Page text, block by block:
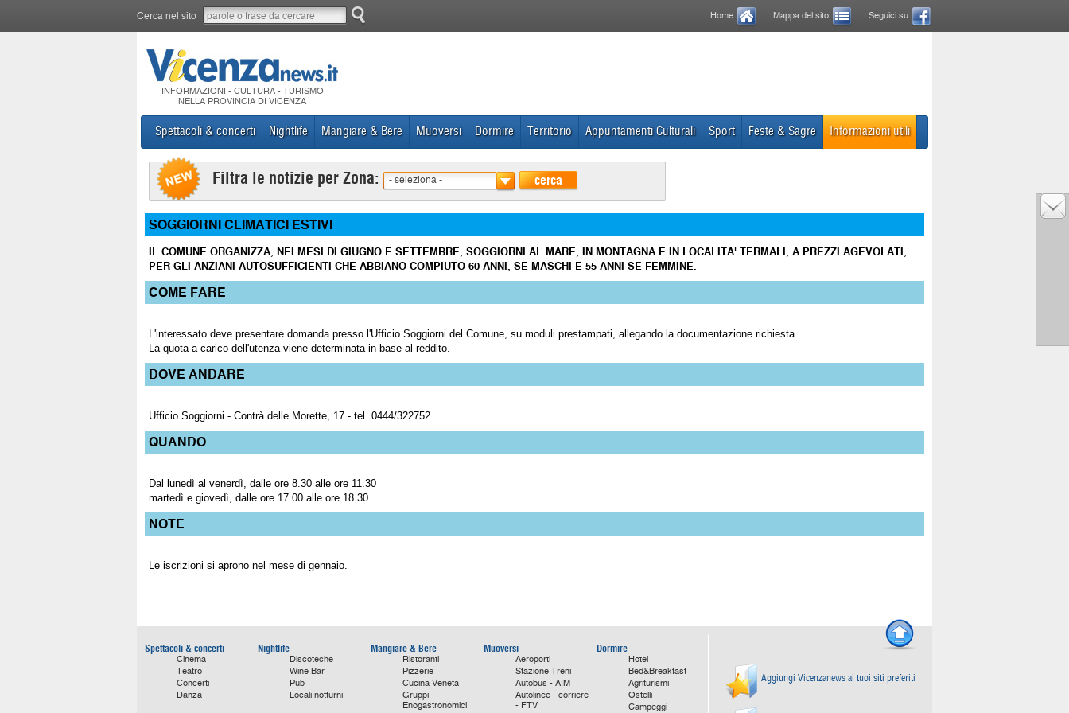
Cerca nel sito Home Mappa del sito Seguici su
INFORMAZIONI - CULTURA - TURISMO
NELLA PROVINCIA DI VICENZA
Spettacoli & concerti Nightlife Mangiare & Bere Muoversi Dormire Territorio Appuntamenti Culturali Sport Feste & Sagre Informazioni utili
Filtra le notizie per Zona: - seleziona - cerca
SOGGIORNI CLIMATICI ESTIVI
IL COMUNE ORGANIZZA, NEI MESI DI GIUGNO E SETTEMBRE, SOGGIORNI AL MARE, IN MONTAGNA E IN LOCALITA' TERMALI, A PREZZI AGEVOLATI,
PER GLI ANZIANI AUTOSUFFICIENTI CHE ABBIANO COMPIUTO 60 ANNI, SE MASCHI E 55 ANNI SE FEMMINE.
COME FARE
L'interessato deve presentare domanda presso l'Ufficio Soggiorni del Comune, su moduli prestampati, allegando la documentazione richiesta.
La quota a carico dell'utenza viene determinata in base al reddito.
DOVE ANDARE
Ufficio Soggiorni - Contrà delle Morette, 17 - tel. 0444/322752
QUANDO
Dal lunedì al venerdì, dalle ore 8.30 alle ore 11.30
martedì e giovedì, dalle ore 17.00 alle ore 18.30
NOTE
Le iscrizioni si aprono nel mese di gennaio.
Spettacoli & concerti
Cinema
Teatro
Concerti
Danza
Nightlife
Discoteche
Wine Bar
Pub
Locali notturni
Mangiare & Bere
Ristoranti
Pizzerie
Cucina Veneta
Gruppi
Enogastronomici
Muoversi
Aeroporti
Stazione Treni
Autobus - AIM
Autolinee - corriere
- FTV
Dormire
Hotel
Bed&Breakfast
Agriturismi
Ostelli
Campeggi
Aggiungi Vicenzanews ai tuoi siti preferiti